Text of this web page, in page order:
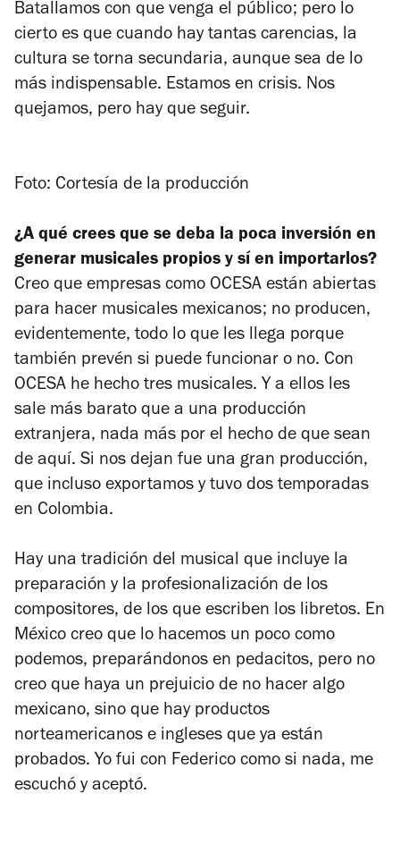
Batallamos con que venga el público; pero lo
cierto es que cuando hay tantas carencias, la
cultura se torna secundaria, aunque sea de lo
más indispensable. Estamos en crisis. Nos
quejamos, pero hay que seguir.
Foto: Cortesía de la producción
¿A qué crees que se deba la poca inversión en
generar musicales propios y sí en importarlos?
Creo que empresas como OCESA están abiertas
para hacer musicales mexicanos; no producen,
evidentemente, todo lo que les llega porque
también prevén si puede funcionar o no. Con
OCESA he hecho tres musicales. Y a ellos les
sale más barato que a una producción
extranjera, nada más por el hecho de que sean
de aquí. Si nos dejan fue una gran producción,
que incluso exportamos y tuvo dos temporadas
en Colombia.
Hay una tradición del musical que incluye la
preparación y la profesionalización de los
compositores, de los que escriben los libretos. En
México creo que lo hacemos un poco como
podemos, preparándonos en pedacitos, pero no
creo que haya un prejuicio de no hacer algo
mexicano, sino que hay productos
norteamericanos e ingleses que ya están
probados. Yo fui con Federico como si nada, me
escuchó y aceptó.